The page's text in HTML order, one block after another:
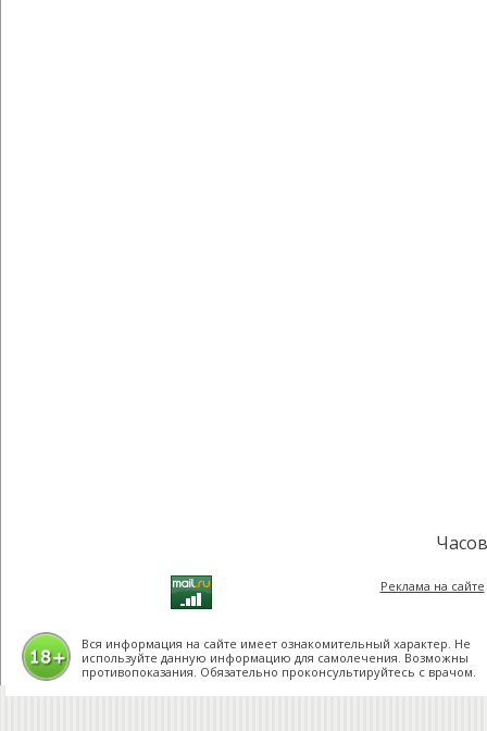
Реклама на сайте
Вся информация на сайте имеет ознакомительный характер. Не
используйте данную информацию для самолечения. Возможны
противопоказания. Обязательно проконсультируйтесь с врачом.